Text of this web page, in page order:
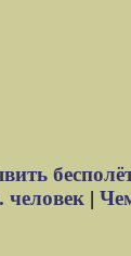
человек|